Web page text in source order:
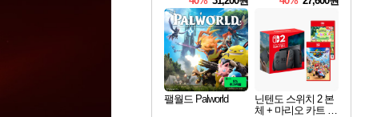
Overdrive Deluxe Edi
tion
팰월드 Palworld
닌텐도 스위치 2 본
체 + 마리오 카트 월